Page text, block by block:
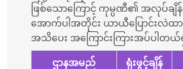
ဖြစ်သောကြောင့် ကုမ္ပဏီ၏ အလုပ်ခ
အောက်ပါအတိုင်း ယာယီပြောင်းလဲထား
အသိပေး အကြောင်းကြားအပ်ပါတယ်
ဌာနအမည် ရုံးဖွင့်ချိန်